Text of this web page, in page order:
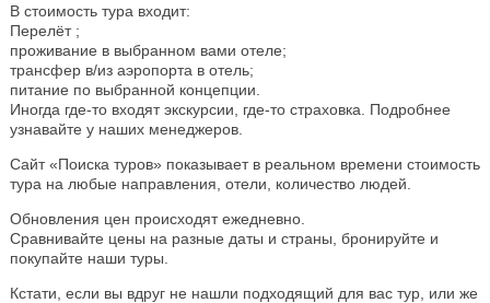
В стоимость тура входит:
Перелёт ;
проживание в выбранном вами отеле;
трансфер в/из аэропорта в отель;
питание по выбранной концепции.
Иногда где-то входят экскурсии, где-то страховка. Подробнее
узнавайте у наших менеджеров.
Сайт «Поиска туров» показывает в реальном времени стоимость
тура на любые направления, отели, количество людей.
Обновления цен происходят ежедневно.
Сравнивайте цены на разные даты и страны, бронируйте и
покупайте наши туры.
Кстати, если вы вдруг не нашли подходящий для вас тур, или же